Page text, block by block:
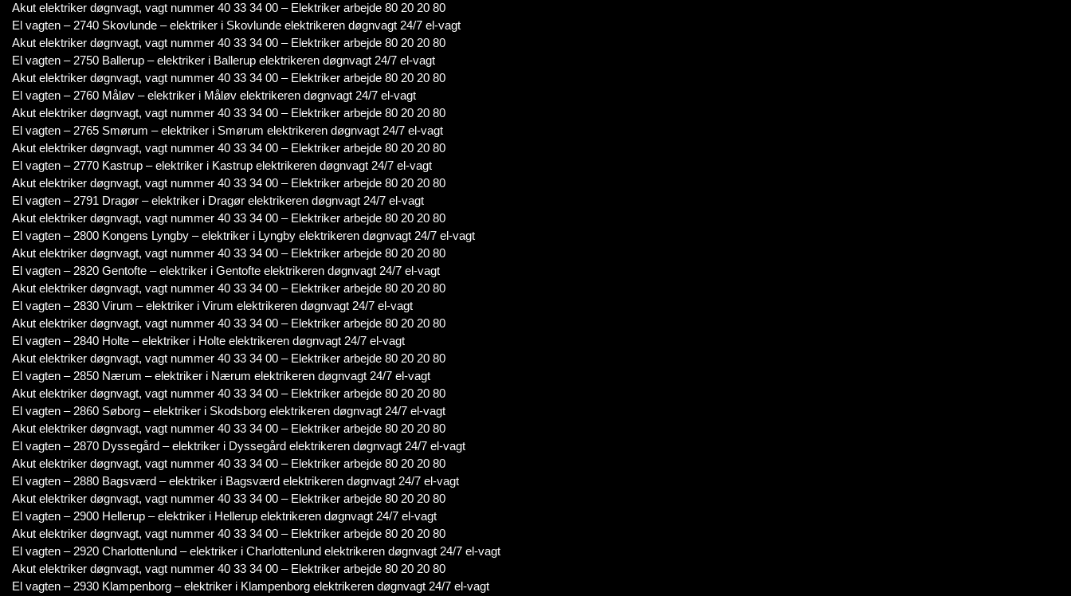
Akut elektriker døgnvagt, vagt nummer 40 33 34 00 – Elektriker arbejde 80 20 20 80
El vagten – 2740 Skovlunde – elektriker i Skovlunde elektrikeren døgnvagt 24/7 el-vagt
Akut elektriker døgnvagt, vagt nummer 40 33 34 00 – Elektriker arbejde 80 20 20 80
El vagten – 2750 Ballerup – elektriker i Ballerup elektrikeren døgnvagt 24/7 el-vagt
Akut elektriker døgnvagt, vagt nummer 40 33 34 00 – Elektriker arbejde 80 20 20 80
El vagten – 2760 Måløv – elektriker i Måløv elektrikeren døgnvagt 24/7 el-vagt
Akut elektriker døgnvagt, vagt nummer 40 33 34 00 – Elektriker arbejde 80 20 20 80
El vagten – 2765 Smørum – elektriker i Smørum elektrikeren døgnvagt 24/7 el-vagt
Akut elektriker døgnvagt, vagt nummer 40 33 34 00 – Elektriker arbejde 80 20 20 80
El vagten – 2770 Kastrup – elektriker i Kastrup elektrikeren døgnvagt 24/7 el-vagt
Akut elektriker døgnvagt, vagt nummer 40 33 34 00 – Elektriker arbejde 80 20 20 80
El vagten – 2791 Dragør – elektriker i Dragør elektrikeren døgnvagt 24/7 el-vagt
Akut elektriker døgnvagt, vagt nummer 40 33 34 00 – Elektriker arbejde 80 20 20 80
El vagten – 2800 Kongens Lyngby – elektriker i Lyngby elektrikeren døgnvagt 24/7 el-vagt
Akut elektriker døgnvagt, vagt nummer 40 33 34 00 – Elektriker arbejde 80 20 20 80
El vagten – 2820 Gentofte – elektriker i Gentofte elektrikeren døgnvagt 24/7 el-vagt
Akut elektriker døgnvagt, vagt nummer 40 33 34 00 – Elektriker arbejde 80 20 20 80
El vagten – 2830 Virum – elektriker i Virum elektrikeren døgnvagt 24/7 el-vagt
Akut elektriker døgnvagt, vagt nummer 40 33 34 00 – Elektriker arbejde 80 20 20 80
El vagten – 2840 Holte – elektriker i Holte elektrikeren døgnvagt 24/7 el-vagt
Akut elektriker døgnvagt, vagt nummer 40 33 34 00 – Elektriker arbejde 80 20 20 80
El vagten – 2850 Nærum – elektriker i Nærum elektrikeren døgnvagt 24/7 el-vagt
Akut elektriker døgnvagt, vagt nummer 40 33 34 00 – Elektriker arbejde 80 20 20 80
El vagten – 2860 Søborg – elektriker i Skodsborg elektrikeren døgnvagt 24/7 el-vagt
Akut elektriker døgnvagt, vagt nummer 40 33 34 00 – Elektriker arbejde 80 20 20 80
El vagten – 2870 Dyssegård – elektriker i Dyssegård elektrikeren døgnvagt 24/7 el-vagt
Akut elektriker døgnvagt, vagt nummer 40 33 34 00 – Elektriker arbejde 80 20 20 80
El vagten – 2880 Bagsværd – elektriker i Bagsværd elektrikeren døgnvagt 24/7 el-vagt
Akut elektriker døgnvagt, vagt nummer 40 33 34 00 – Elektriker arbejde 80 20 20 80
El vagten – 2900 Hellerup – elektriker i Hellerup elektrikeren døgnvagt 24/7 el-vagt
Akut elektriker døgnvagt, vagt nummer 40 33 34 00 – Elektriker arbejde 80 20 20 80
El vagten – 2920 Charlottenlund – elektriker i Charlottenlund elektrikeren døgnvagt 24/7 el-vagt
Akut elektriker døgnvagt, vagt nummer 40 33 34 00 – Elektriker arbejde 80 20 20 80
El vagten – 2930 Klampenborg – elektriker i Klampenborg elektrikeren døgnvagt 24/7 el-vagt